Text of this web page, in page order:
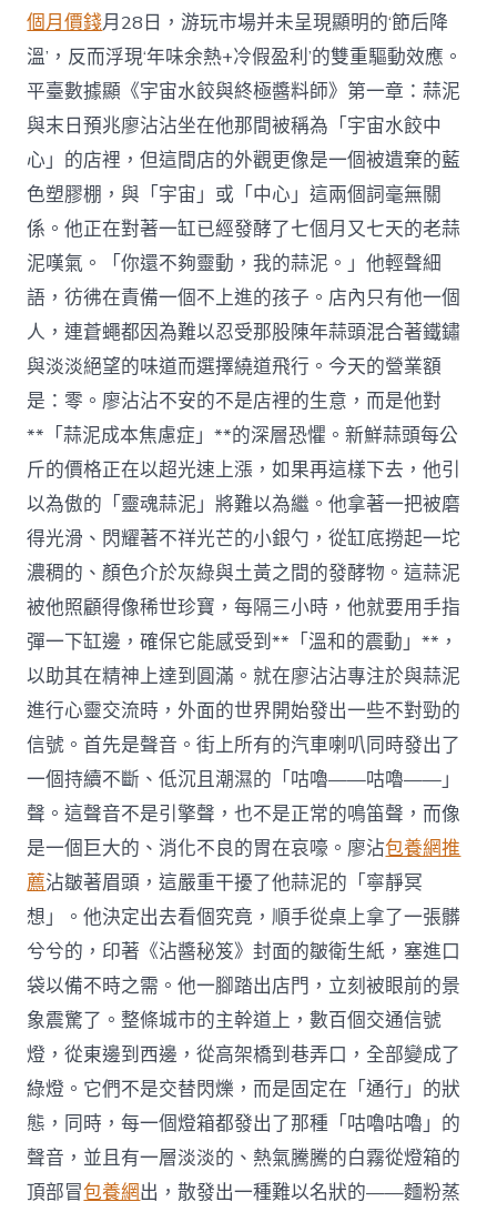
個月價錢月28日，游玩市場并未呈現顯明的‘節后降
溫’，反而浮現‘年味余熱+冷假盈利’的雙重驅動效應。
平臺數據顯《宇宙水餃與終極醬料師》第一章：蒜泥
與末日預兆廖沾沾坐在他那間被稱為「宇宙水餃中
心」的店裡，但這間店的外觀更像是一個被遺棄的藍
色塑膠棚，與「宇宙」或「中心」這兩個詞毫無關
係。他正在對著一缸已經發酵了七個月又七天的老蒜
泥嘆氣。「你還不夠靈動，我的蒜泥。」他輕聲細
語，彷彿在責備一個不上進的孩子。店內只有他一個
人，連蒼蠅都因為難以忍受那股陳年蒜頭混合著鐵鏽
與淡淡絕望的味道而選擇繞道飛行。今天的營業額
是：零。廖沾沾不安的不是店裡的生意，而是他對
**「蒜泥成本焦慮症」**的深層恐懼。新鮮蒜頭每公
斤的價格正在以超光速上漲，如果再這樣下去，他引
以為傲的「靈魂蒜泥」將難以為繼。他拿著一把被磨
得光滑、閃耀著不祥光芒的小銀勺，從缸底撈起一坨
濃稠的、顏色介於灰綠與土黃之間的發酵物。這蒜泥
被他照顧得像稀世珍寶，每隔三小時，他就要用手指
彈一下缸邊，確保它能感受到**「溫和的震動」**，
以助其在精神上達到圓滿。就在廖沾沾專注於與蒜泥
進行心靈交流時，外面的世界開始發出一些不對勁的
信號。首先是聲音。街上所有的汽車喇叭同時發出了
一個持續不斷、低沉且潮濕的「咕嚕——咕嚕——」
聲。這聲音不是引擎聲，也不是正常的鳴笛聲，而像
是一個巨大的、消化不良的胃在哀嚎。廖沾包養網推
薦沾皺著眉頭，這嚴重干擾了他蒜泥的「寧靜冥
想」。他決定出去看個究竟，順手從桌上拿了一張髒
兮兮的，印著《沾醬秘笈》封面的皺衛生紙，塞進口
袋以備不時之需。他一腳踏出店門，立刻被眼前的景
象震驚了。整條城市的主幹道上，數百個交通信號
燈，從東邊到西邊，從高架橋到巷弄口，全部變成了
綠燈。它們不是交替閃爍，而是固定在「通行」的狀
態，同時，每一個燈箱都發出了那種「咕嚕咕嚕」的
聲音，並且有一層淡淡的、熱氣騰騰的白霧從燈箱的
頂部冒包養網出，散發出一種難以名狀的——麵粉蒸